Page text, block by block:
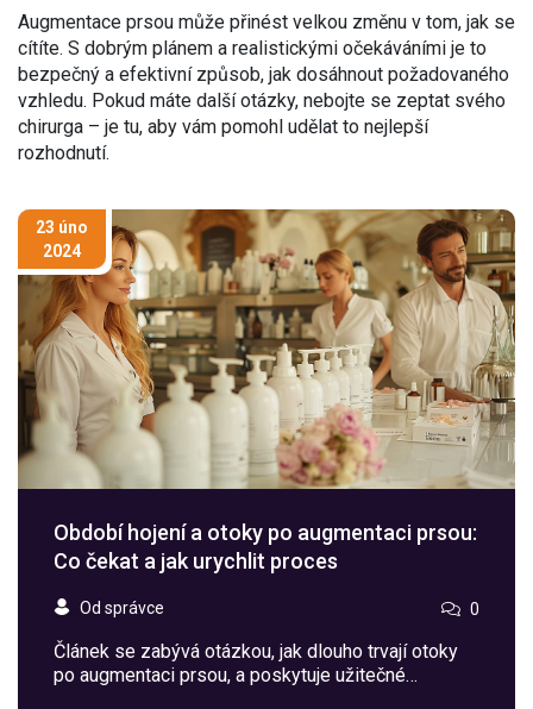
Augmentace prsou může přinést velkou změnu v tom, jak se
cítíte. S dobrým plánem a realistickými očekáváními je to
bezpečný a efektivní způsob, jak dosáhnout požadovaného
vzhledu. Pokud máte další otázky, nebojte se zeptat svého
chirurga – je tu, aby vám pomohl udělat to nejlepší
rozhodnutí.
23 úno
2024
Období hojení a otoky po augmentaci prsou:
Co čekat a jak urychlit proces
Od správce 0
Článek se zabývá otázkou, jak dlouho trvají otoky
po augmentaci prsou, a poskytuje užitečné